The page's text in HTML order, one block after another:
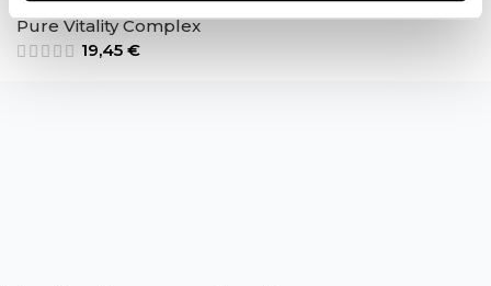
Pure Vitality Complex
19,45 €